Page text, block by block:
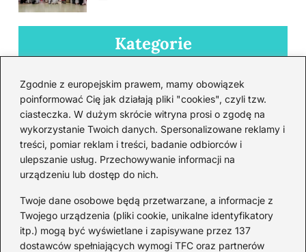
Zgodnie z europejskim prawem, mamy obowiązek
poinformować Cię jak działają pliki "cookies", czyli tzw.
ciasteczka. W dużym skrócie witryna prosi o zgodę na
wykorzystanie Twoich danych. Spersonalizowane reklamy i
treści, pomiar reklam i treści, badanie odbiorców i
ulepszanie usług. Przechowywanie informacji na
urządzeniu lub dostęp do nich.
Twoje dane osobowe będą przetwarzane, a informacje z
Twojego urządzenia (pliki cookie, unikalne identyfikatory
itp.) mogą być wyświetlane i zapisywane przez 137
dostawców spełniających wymogi TFC oraz partnerów
Kategorie
Azja(24)
Ciekawostki (51)
Europa(22)
Jedzenie(45)
Loty(75)
Miasta(15)
Podróżowanie (153)
Polska(179)
Zwiedzanie(3)